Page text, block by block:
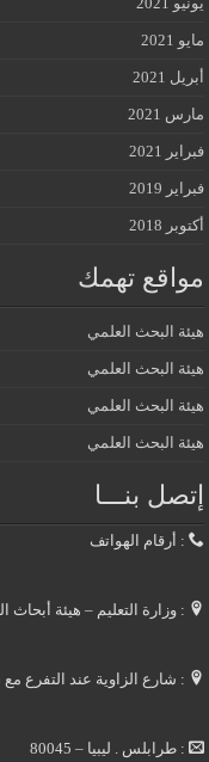
مايو 2021
أبريل 2021
مارس 2021
فبراير 2021
فبراير 2019
أكتوبر 2018
مواقع تهمك
هيئة البحث العلمي
هيئة البحث العلمي
هيئة البحث العلمي
هيئة البحث العلمي
إتصل بنـــا
: أرقام الهواتف
: وزارة التعليم – هيئة أبحاث
: شارع الزاوية عند التفرع
: طرابلس . ليبيا – 80045